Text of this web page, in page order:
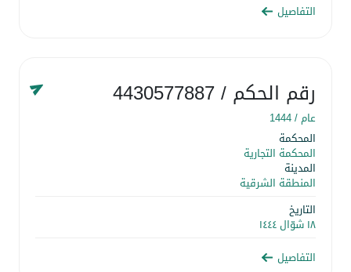
التفاصيل
رقم الحكم/ 4430577887
عام /1444
المحكمة
المحكمة التجارية
المدينة
المنطقة الشرقية
التاريخ
١٨ شوّال ١٤٤٤
التفاصيل